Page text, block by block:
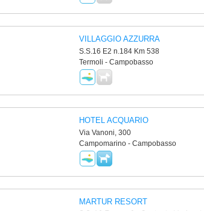
VILLAGGIO AZZURRA
S.S.16 E2 n.184 Km 538
Termoli - Campobasso
HOTEL ACQUARIO
Via Vanoni, 300
Campomarino - Campobasso
MARTUR RESORT